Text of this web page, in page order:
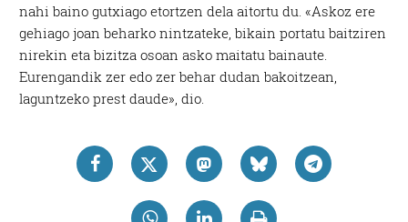
nahi baino gutxiago etortzen dela aitortu du. «Askoz ere
gehiago joan beharko nintzateke, bikain portatu baitziren
nirekin eta bizitza osoan asko maitatu bainaute.
Eurengandik zer edo zer behar dudan bakoitzean,
laguntzeko prest daude», dio.